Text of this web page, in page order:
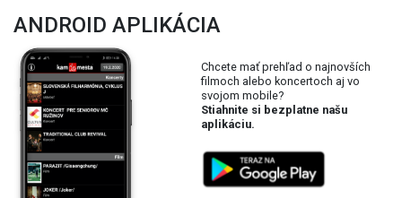
ANDROID APLIKÁCIA
Chcete mať prehľad o najnovších
filmoch alebo koncertoch aj vo
svojom mobile?
Stiahnite si bezplatne našu
aplikáciu.